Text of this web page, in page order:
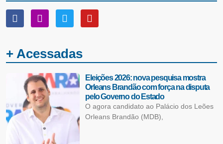
+ Acessadas
Eleições 2026: nova pesquisa mostra
Orleans Brandão com força na disputa
pelo Governo do Estado
O agora candidato ao Palácio dos Leões
Orleans Brandão (MDB),